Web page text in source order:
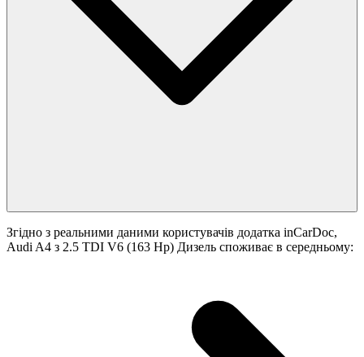
Згідно з реальними даними користувачів додатка inCarDoc,
Audi A4 з 2.5 TDI V6 (163 Hp) Дизель споживає в середньому: